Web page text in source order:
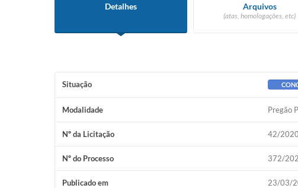
Detalhes Arquivos
(atas, homologações, etc)
Situação
Modalidade Pregão
Nº da Licitação 42/2020
Nº do Processo 372/
Publicado em 23/03/